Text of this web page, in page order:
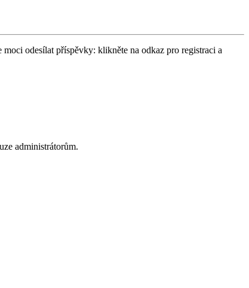
moci odesílat příspěvky: klikněte na odkaz pro registraci a
administrátorům.